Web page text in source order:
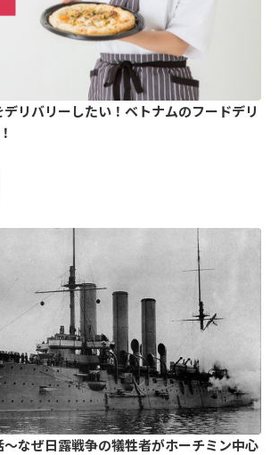
リバリーしたい！ベトナムのフードデリ
なぜ日露戦争の犠牲者がホーチミン中心